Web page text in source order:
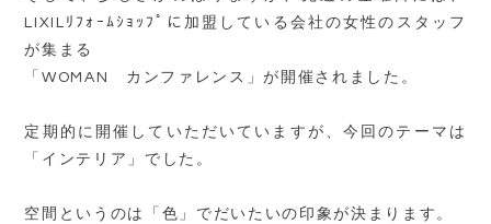
LIXILﾘﾌｫｰﾑｼｮｯﾌﾟに加盟している会社の女性のスタッフ
が集まる
「WOMAN カンファレンス」が開催されました。
定期的に開催していただいていますが、今回のテーマは
「インテリア」でした。
空間というのは「色」でだいたいの印象が決まります。